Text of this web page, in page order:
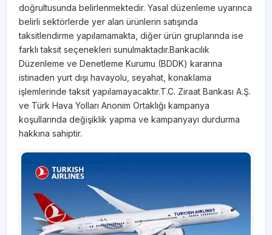
doğrultusunda belirlenmektedir. Yasal düzenleme uyarınca
belirli sektörlerde yer alan ürünlerin satışında
taksitlendirme yapılamamakta, diğer ürün gruplarında ise
farklı taksit seçenekleri sunulmaktadır.Bankacılık
Düzenleme ve Denetleme Kurumu (BDDK) kararına
istinaden yurt dışı havayolu, seyahat, konaklama
işlemlerinde taksit yapılamayacaktır.T.C. Ziraat Bankası A.Ş.
ve Türk Hava Yolları Anonim Ortaklığı kampanya
koşullarında değişiklik yapma ve kampanyayı durdurma
hakkına sahiptir.